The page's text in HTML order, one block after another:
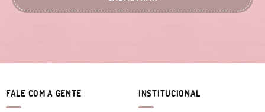
FALE COM A GENTE INSTITUCIONAL